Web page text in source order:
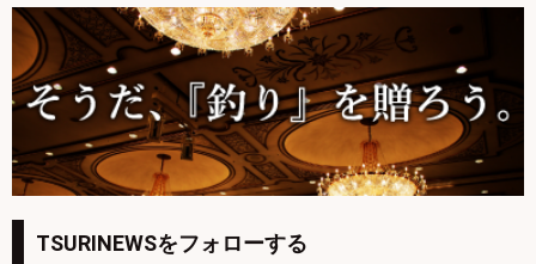
TSURINEWSをフォローする